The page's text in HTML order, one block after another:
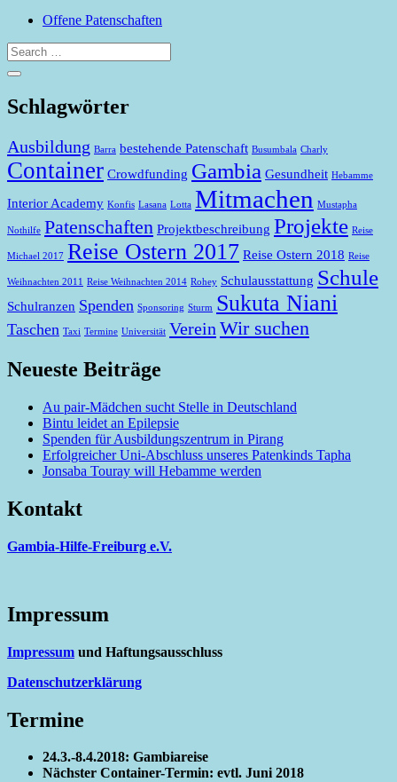
Offene Patenschaften
Schlagwörter
Ausbildung Barra bestehende Patenschaft Busumbala Charly
Container Crowdfunding Gambia Gesundheit Hebamme
Interior Academy Konfis Lasana Lotta Mitmachen Mustapha
Nothilfe Patenschaften Projektbeschreibung Projekte Reise
Michael 2017 Reise Ostern 2017 Reise Ostern 2018 Reise
Weihnachten 2011 Reise Weihnachten 2014 Rohey Schulausstattung Schule
Schulranzen Spenden Sponsoring Sturm Sukuta Niani
Taschen Taxi Termine Universität Verein Wir suchen
Neueste Beiträge
Au pair-Mädchen sucht Stelle in Deutschland
Bintu leidet an Epilepsie
Spenden für Ausbildungszentrum in Pirang
Erfolgreicher Uni-Abschluss unseres Patenkinds Tapha
Jonsaba Touray will Hebamme werden
Kontakt
Gambia-Hilfe-Freiburg e.V.
Impressum
Impressum und Haftungsausschluss
Datenschutzerklärung
Termine
24.3.-8.4.2018: Gambiareise
Nächster Container-Termin: evtl. Juni 2018